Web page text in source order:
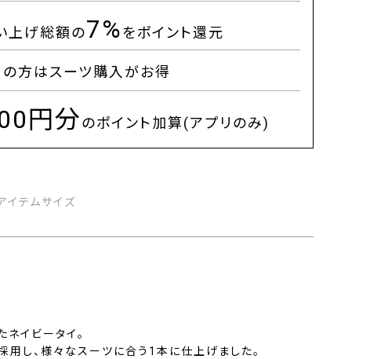
上げ総額の7%をポイント還元
の方はスーツ購入がお得
円分のポイント加算(アプリのみ)
イテムサイズ
ネイビータイ。
用し、様々なスーツに合う1本に仕上げました。